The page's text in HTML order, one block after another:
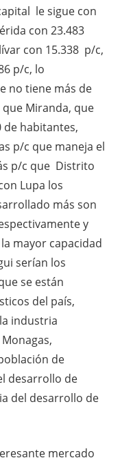
le sigue con
con 23.483
con 15.338 p/c,
p/c, lo
no tiene más de
Miranda, que
de habitantes,
p/c que maneja el
p/c que Distrito
Lupa los
más son
y
mayor capacidad
serían los
se están
del país,
industria
de
desarrollo de
del desarrollo de
mercado